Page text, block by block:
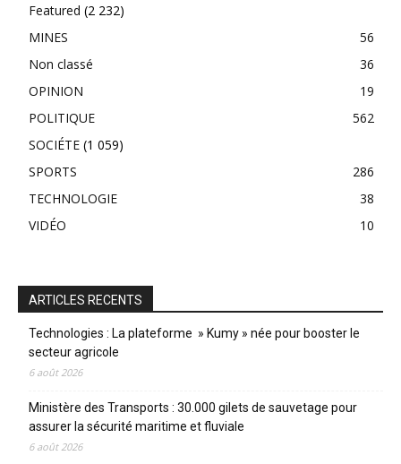
Featured (2 232)
MINES
56
Non classé
36
OPINION
19
POLITIQUE
562
SOCIÉTE (1 059)
SPORTS
286
TECHNOLOGIE
38
VIDÉO
10
ARTICLES RECENTS
Technologies : La plateforme » Kumy » née pour booster le
secteur agricole
6 août 2026
Ministère des Transports : 30.000 gilets de sauvetage pour
assurer la sécurité maritime et fluviale
6 août 2026